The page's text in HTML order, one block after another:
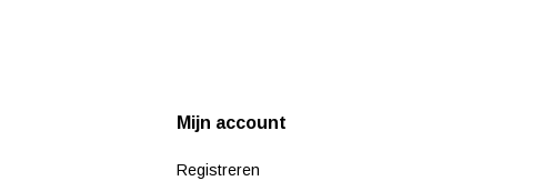
Mijn account
Registreren